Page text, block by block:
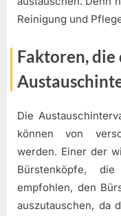
Reinigung und
Faktoren, die
Die
können von
werden. Einer der
Bürstenköpfe,
empfohlen, den
auszutauschen, da